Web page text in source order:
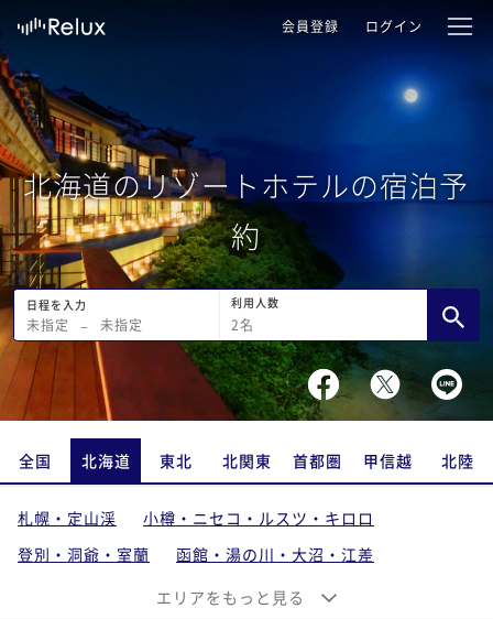
会員登録 ログイン
北海道のリゾートホテルの宿泊予
約
日程を入力
未指定 − 未指定
利用人数
2名
全国 北海道 東北 北関東 首都圏 甲信越 北陸
札幌・定山渓
小樽・ニセコ・ルスツ・キロロ
登別・洞爺・室蘭
函館・湯の川・大沼・江差
稚内・旭川・富良野・トマム
エリアをもっと見る